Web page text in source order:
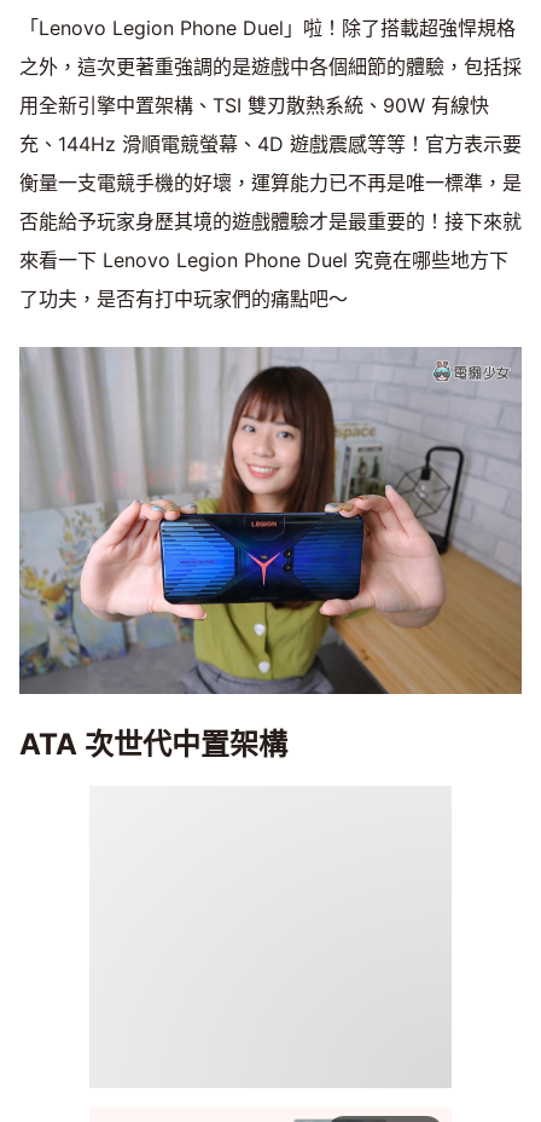
「Lenovo Legion Phone Duel」啦！除了搭載超強悍規格
之外，這次更著重強調的是遊戲中各個細節的體驗，包括採
用全新引擎中置架構、TSI 雙刃散熱系統、90W 有線快
充、144Hz 滑順電競螢幕、4D 遊戲震感等等！官方表示要
衡量一支電競手機的好壞，運算能力已不再是唯一標準，是
否能給予玩家身歷其境的遊戲體驗才是最重要的！接下來就
來看一下 Lenovo Legion Phone Duel 究竟在哪些地方下
了功夫，是否有打中玩家們的痛點吧～
ATA 次世代中置架構